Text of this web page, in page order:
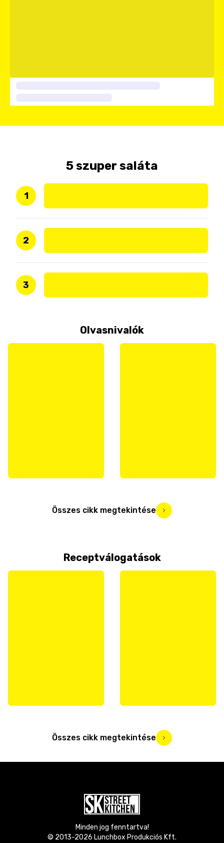
5 szuper saláta
1
2
3
Olvasnivalók
Összes cikk megtekintése
Receptválogatások
Összes cikk megtekintése
Minden jog fenntartva!
© 2013-2026 Lunchbox Produkciós Kft.